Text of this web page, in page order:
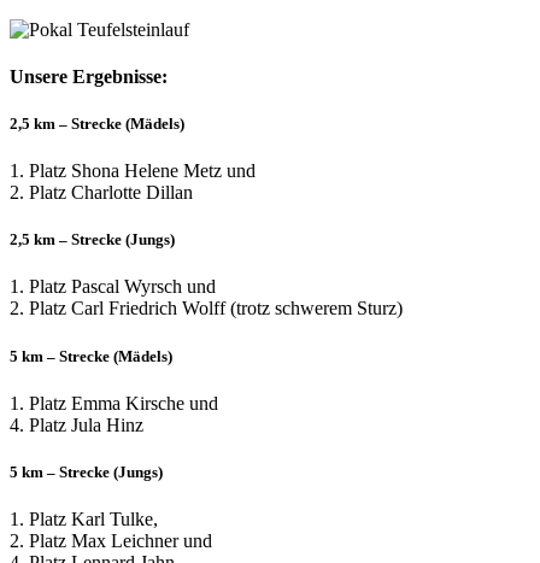
Unsere Ergebnisse:
2,5 km – Strecke (Mädels)
1. Platz Shona Helene Metz und
2. Platz Charlotte Dillan
2,5 km – Strecke (Jungs)
1. Platz Pascal Wyrsch und
2. Platz Carl Friedrich Wolff (trotz schwerem Sturz)
5 km – Strecke (Mädels)
1. Platz Emma Kirsche und
4. Platz Jula Hinz
5 km – Strecke (Jungs)
1. Platz Karl Tulke,
2. Platz Max Leichner und